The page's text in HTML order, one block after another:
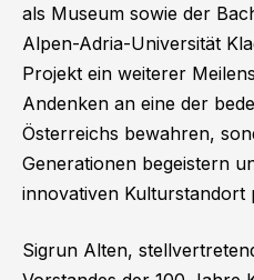
als Museum sowie der
Alpen-Adria-Universität
Projekt ein weiterer
Andenken an eine der
Österreichs bewahren,
Generationen begeistern
innovativen Kulturstandort
Sigrun Alten,